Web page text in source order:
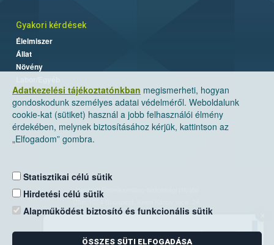
Adatkezelési tájékoztatónkban megismerheti, hogyan
gondoskodunk személyes adatai védelméről. Weboldalunk
cookie-kat (sütiket) használ a jobb felhasználói élmény
érdekében, melynek biztosításához kérjük, kattintson az
„Elfogadom” gombra.
Statisztikai célú sütik
Hirdetési célú sütik
Alapműködést biztosító és funkcionális sütik
ÖSSZES SÜTI ELFOGADÁSA
Gyakori kérdések
Élelmiszer
Állat
Növény
Nemzeti Élelmiszerlánc-biztonsági Hivatal
Levelezési cím: 1525 Budapest. Pf. 30.